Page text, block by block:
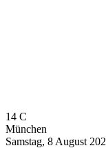
14 C
München
Samstag, 8 August